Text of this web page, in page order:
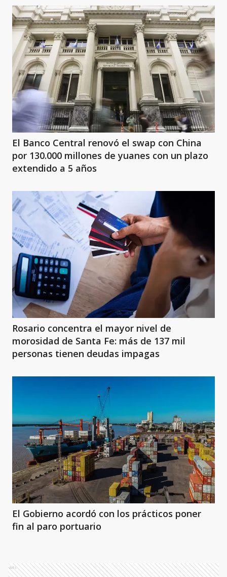
El Banco Central renovó el swap con China
por 130.000 millones de yuanes con un plazo
extendido a 5 años
Rosario concentra el mayor nivel de
morosidad de Santa Fe: más de 137 mil
personas tienen deudas impagas
El Gobierno acordó con los prácticos poner
fin al paro portuario
Ads